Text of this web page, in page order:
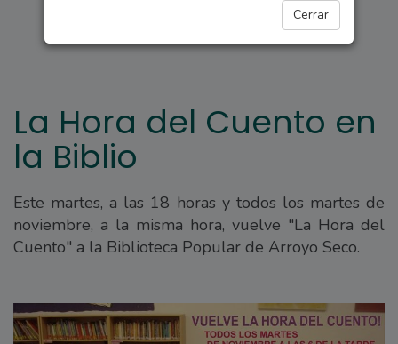
Cerrar
La Hora del Cuento en
la Biblio
Este martes, a las 18 horas y todos los martes de
noviembre, a la misma hora, vuelve "La Hora del
Cuento" a la Biblioteca Popular de Arroyo Seco.